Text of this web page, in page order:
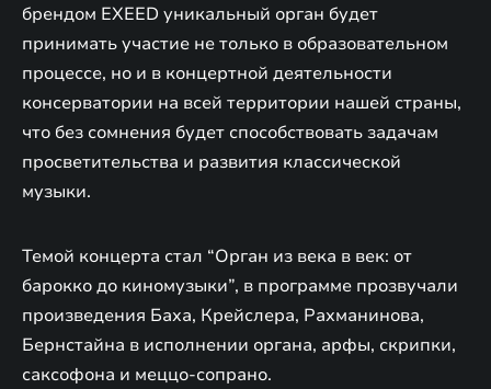
брендом EXEED уникальный орган будет
принимать участие не только в образовательном
процессе, но и в концертной деятельности
консерватории на всей территории нашей страны,
что без сомнения будет способствовать задачам
просветительства и развития классической
музыки.
Темой концерта стал “Орган из века в век: от
барокко до киномузыки”, в программе прозвучали
произведения Баха, Крейслера, Рахманинова,
Бернстайна в исполнении органа, арфы, скрипки,
саксофона и меццо-сопрано.